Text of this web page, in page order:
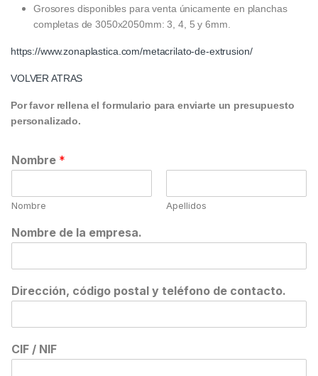
Grosores disponibles para venta únicamente en planchas
completas de 3050x2050mm: 3, 4, 5 y 6mm.
https://www.zonaplastica.com/metacrilato-de-extrusion/
VOLVER ATRAS
Por favor rellena el formulario para enviarte un presupuesto
personalizado.
Nombre *
Nombre Apellidos
Nombre de la empresa.
Dirección, código postal y teléfono de contacto.
CIF / NIF